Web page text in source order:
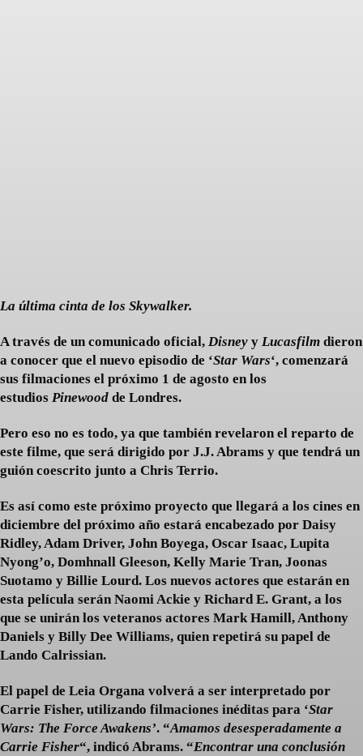
La última cinta de los Skywalker.
A través de un comunicado oficial, Disney y Lucasfilm dieron
a conocer que el nuevo episodio de ‘Star Wars‘, comenzará
sus filmaciones el próximo 1 de agosto en los
estudios Pinewood de Londres.
Pero eso no es todo, ya que también revelaron el reparto de
este filme, que será dirigido por J.J. Abrams y que tendrá un
guión coescrito junto a Chris Terrio.
Es así como este próximo proyecto que llegará a los cines en
diciembre del próximo año estará encabezado por Daisy
Ridley, Adam Driver, John Boyega, Oscar Isaac, Lupita
Nyong’o, Domhnall Gleeson, Kelly Marie Tran, Joonas
Suotamo y Billie Lourd. Los nuevos actores que estarán en
esta película serán Naomi Ackie y Richard E. Grant, a los
que se unirán los veteranos actores Mark Hamill, Anthony
Daniels y Billy Dee Williams, quien repetirá su papel de
Lando Calrissian.
El papel de Leia Organa volverá a ser interpretado por
Carrie Fisher, utilizando filmaciones inéditas para ‘Star
Wars: The Force Awakens’. “Amamos desesperadamente a
Carrie Fisher“, indicó Abrams. “Encontrar una conclusión